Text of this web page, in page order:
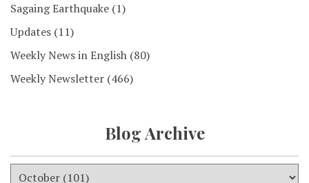
Sagaing Earthquake (1)
Updates (11)
Weekly News in English (80)
Weekly Newsletter (466)
Blog Archive